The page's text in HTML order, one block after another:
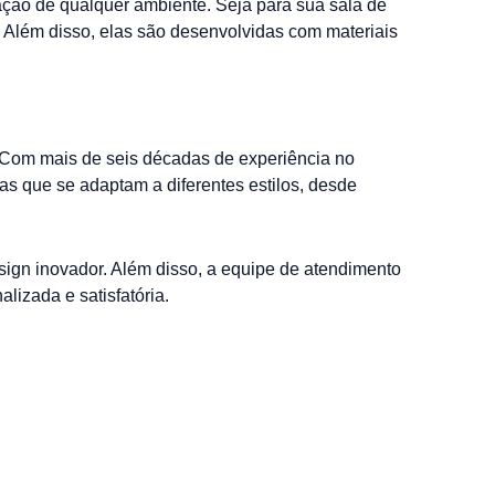
de qualquer ambiente. Seja para sua sala de
disso, elas são desenvolvidas com materiais
mais de seis décadas de experiência no
que se adaptam a diferentes estilos, desde
inovador. Além disso, a equipe de atendimento
e satisfatória.